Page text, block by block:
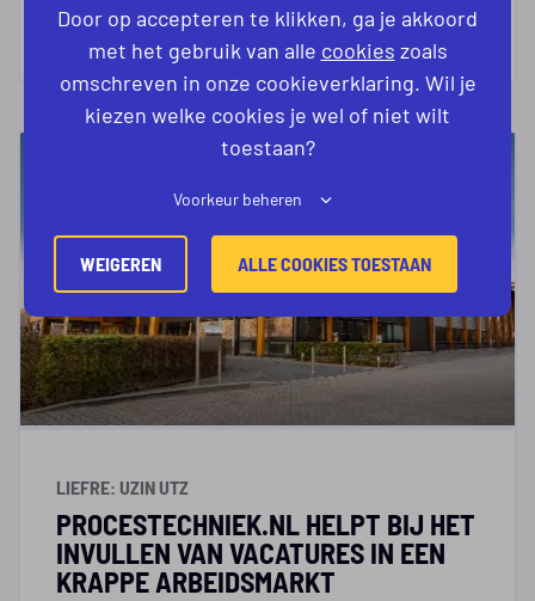
LEES VERDER
LIEFRE: UZIN UTZ
PROCESTECHNIEK.NL HELPT BIJ HET
INVULLEN VAN VACATURES IN EEN
KRAPPE ARBEIDSMARKT
Door op accepteren te klikken, ga je akkoord
met het gebruik van alle cookies zoals
omschreven in onze cookieverklaring. Wil je
kiezen welke cookies je wel of niet wilt
toestaan?
Voorkeur beheren
WEIGEREN ALLE COOKIES TOESTAAN